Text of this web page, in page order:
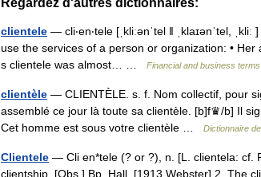
Regardez d'autres dictionnaires:
clientele — cli‧en‧tele [ˌkliːənˈtel ǁ ˌklaɪənˈtel,
use the services of a person or organization: •
s clientele was almost… …
Financial and business terms
clientèle — CLIENTÈLE. s. f. Nom collectif, pour
assemblé ce jour là toute sa clientèle. [b]f♛/b] Il
Cet homme est sous votre clientèle …
Dictionnaire
Clientele — Cli en*tele (? or ?), n. [L. clientela: cf.
clientship. [Obs.] Bp. Hall. [1913 Webster] 2. The